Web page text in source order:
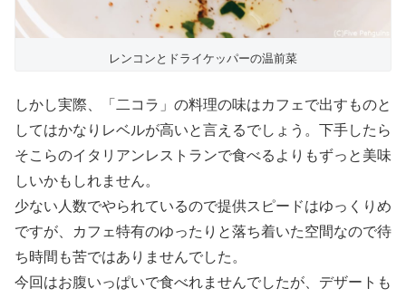
レンコンとドライケッパーの温前菜
しかし実際、「二コラ」の料理の味はカフェで出すものと
してはかなりレベルが高いと言えるでしょう。下手したら
そこらのイタリアンレストランで食べるよりもずっと美味
しいかもしれません。
少ない人数でやられているので提供スピードはゆっくりめ
ですが、カフェ特有のゆったりと落ち着いた空間なので待
ち時間も苦ではありませんでした。
今回はお腹いっぱいで食べれませんでしたが、デザートも